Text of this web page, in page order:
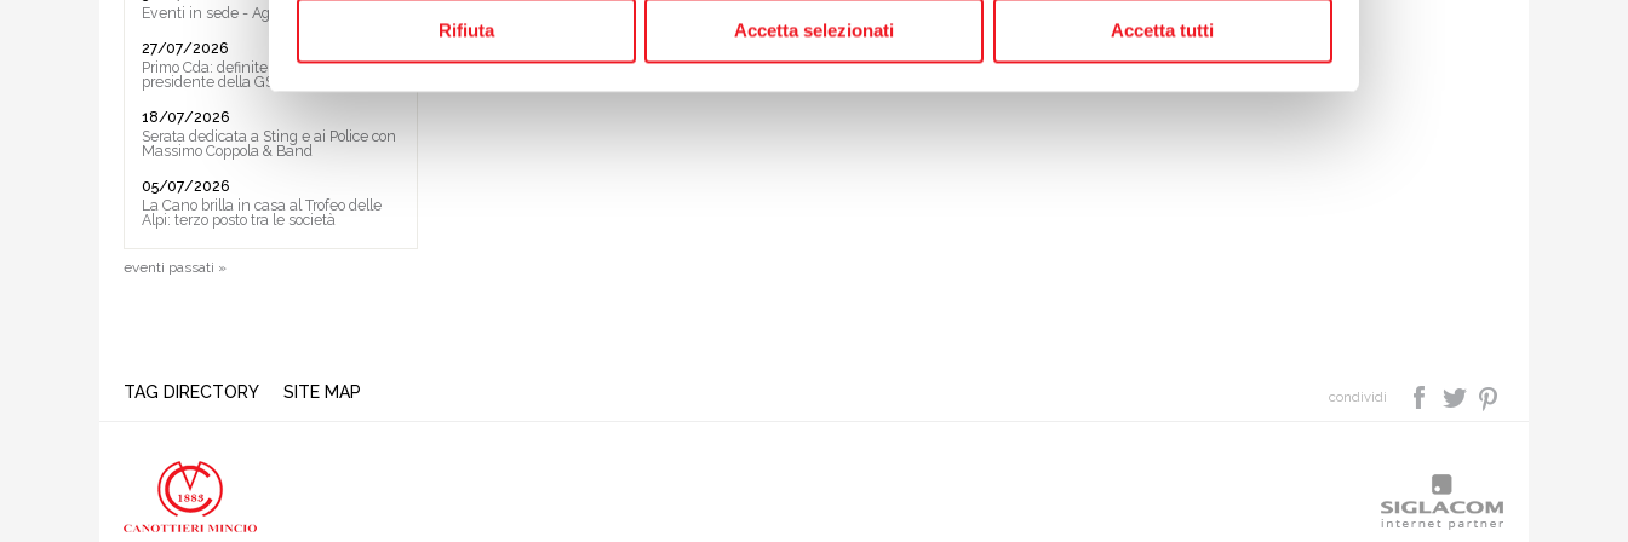
Rifiuta Accetta selezionati Accetta tutti
Eventi in sede - Agosto 2026
27/07/2026
Primo Cda: definite le Vice ed il
presidente della GS
18/07/2026
Serata dedicata a Sting e ai Police con
Massimo Coppola & Band
05/07/2026
La Cano brilla in casa al Trofeo delle
Alpi: terzo posto tra le società
eventi passati »
condividi
TAG DIRECTORY SITE MAP